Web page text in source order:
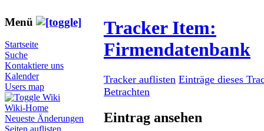
Menü
Startseite
Suche
Kontaktiere uns
Kalender
Users map
Wiki
Wiki-Home
Neueste Änderungen
Tracker Item:
Firmendatenbank
Tracker auflisten Einträge dieses
Betrachten
Eintrag ansehen